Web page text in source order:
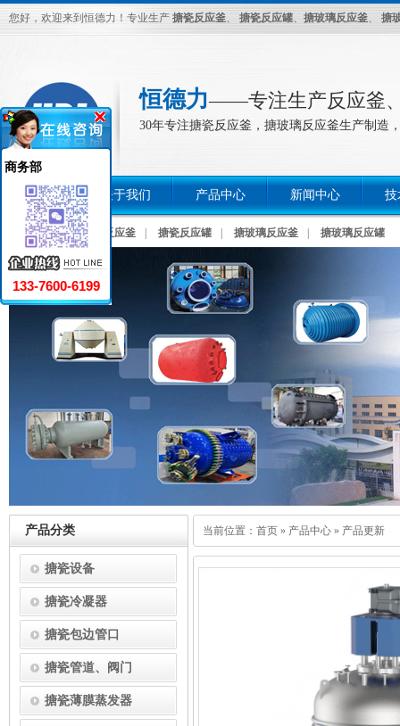
您好，欢迎来到恒德力！专业生产 搪瓷反应釜、 搪瓷反应罐、 搪玻璃反应釜、 搪
恒德力――专注生产反应釜
30年专注搪瓷反应釜，搪玻璃反应釜生产制造
首页 关于我们 产品中心 新闻中心 技
热门关键词： 搪瓷反应釜 搪瓷反应罐 搪玻璃反应釜 搪玻璃反应罐
产品分类
搪瓷设备
搪瓷冷凝器
搪瓷包边管口
搪瓷管道、阀门
搪瓷薄膜蒸发器
当前位置： 首页 » 产品中心 » 产品更新
商务部
133-7600-6199